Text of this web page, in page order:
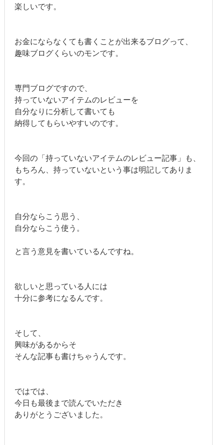
楽しいです。
お金にならなくても書くことが出来るブログって、
趣味ブログくらいのモンです。
専門ブログですので、
持っていないアイテムのレビューを
自分なりに分析して書いても
納得してもらいやすいのです。
今回の「持っていないアイテムのレビュー記事」も、
もちろん、持っていないという事は明記してありま
す。
自分ならこう思う、
自分ならこう使う。
と言う意見を書いているんですね。
欲しいと思っている人には
十分に参考になるんです。
そして、
興味があるからそ
そんな記事も書けちゃうんです。
ではでは、
今日も最後まで読んでいただき
ありがとうございました。